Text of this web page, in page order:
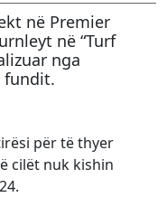
në Premier
në “Turf
nga
fundit.
për të thyer
cilët nuk kishin